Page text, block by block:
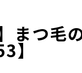
】まつ
】